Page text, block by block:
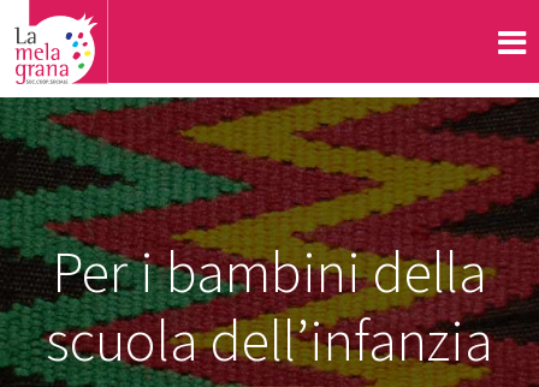
Per i bambini della
scuola dell’infanzia